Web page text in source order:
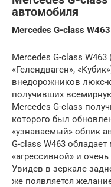
автомобиля
Mercedes G-class
Mercedes G-class W463
«Гелендваген»,
внедорожников люкс-
получивших
Mercedes G-class
которого был
«узнаваемый» облик
G-class W463
«агрессивной» и
Увидев в зеркале
же появляется